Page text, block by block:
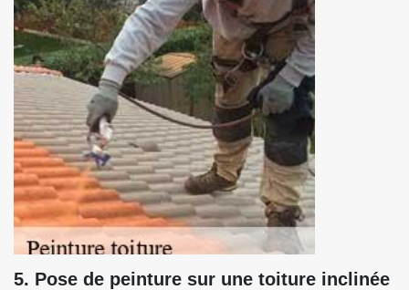
5. Pose de peinture sur une toiture inclinée